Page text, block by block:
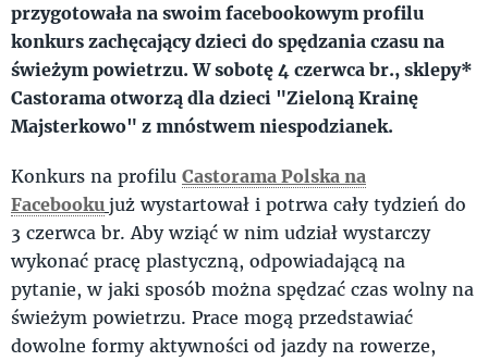
przygotowała na swoim facebookowym profilu
konkurs zachęcający dzieci do spędzania czasu na
świeżym powietrzu. W sobotę 4 czerwca br., sklepy*
Castorama otworzą dla dzieci "Zieloną Krainę
Majsterkowo" z mnóstwem niespodzianek.
Konkurs na profilu Castorama Polska na
Facebookujuż wystartował i potrwa cały tydzień do
3 czerwca br. Aby wziąć w nim udział wystarczy
wykonać pracę plastyczną, odpowiadającą na
pytanie, w jaki sposób można spędzać czas wolny na
świeżym powietrzu. Prace mogą przedstawiać
dowolne formy aktywności od jazdy na rowerze,